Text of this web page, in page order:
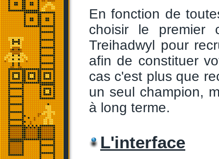
En fonction de
choisir le premier
Treihadwyl pour
afin de constituer
cas c'est plus que
un seul champion,
à long terme.
L'interface